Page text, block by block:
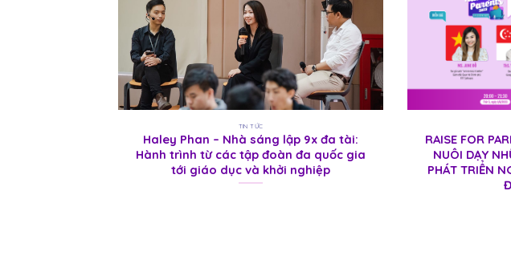
TIN TỨC
Haley Phan – Nhà sáng lập 9x đa tài:
Hành trình từ các tập đoàn đa quốc gia
tới giáo dục và khởi nghiệp
RAISE FOR
NUÔI DẠY
PHÁT TRIỂN